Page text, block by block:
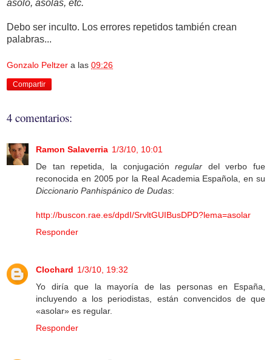
asolo, asolas, etc.
Debo ser inculto. Los errores repetidos también crean
palabras...
Gonzalo Peltzer a las 09:26
Compartir
4 comentarios:
Ramon Salaverria 1/3/10, 10:01
De tan repetida, la conjugaciónregular del verbo fue
reconocida en 2005 por la Real Academia Española, en su
Diccionario Panhispánico de Dudas:
http://buscon.rae.es/dpdI/SrvltGUIBusDPD?lema=asolar
Responder
Clochard 1/3/10, 19:32
Yo diría que la mayoría de las personas en España,
incluyendo a los periodistas, están convencidos de que
«asolar» es regular.
Responder